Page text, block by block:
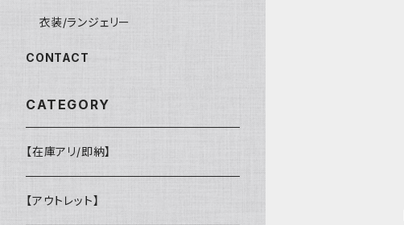
衣装/ランジェリー
CONTACT
CATEGORY
【在庫アリ/即納】
【アウトレット】